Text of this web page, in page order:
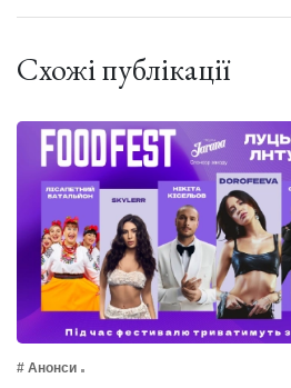
Схожі публікації
# Анонси